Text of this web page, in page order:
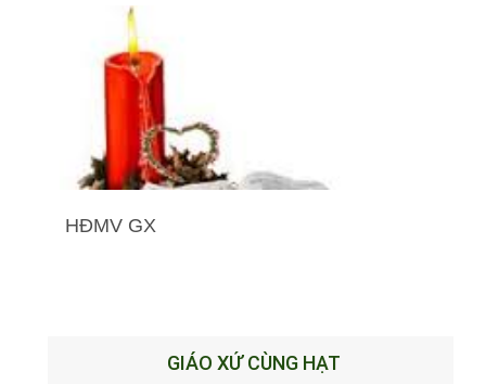
HĐMV GX
GIÁO XỨ CÙNG HẠT